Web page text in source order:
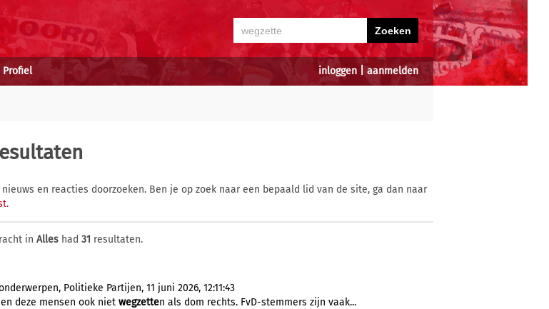
inloggen aanmelden
Profiel
en reacties doorzoeken. Ben je op zoek naar een bepaald lid van de site, ga dan naar
.
in Alles had 31 resultaten.
Politieke Partijen, 11 juni 2026, 12:11:43
deze mensen ook niet wegzetten als dom rechts. FvD-stemmers zijn vaak...